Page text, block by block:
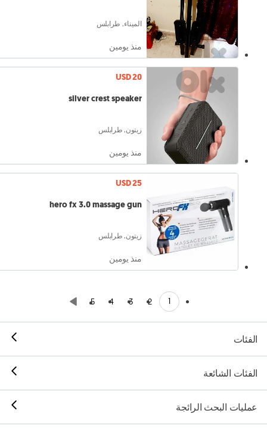
الميناء, طرابلس
منذ يومين
USD 20
silver crest speaker
زيتون, طرابلس
منذ يومين
USD 25
hero fx 3.0 massage gun
زيتون, طرابلس
منذ يومين
1
2
3
4
5
الفئات
الفئات الشائعة
عمليات البحث الرائجة